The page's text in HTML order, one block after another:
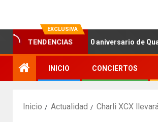
EXCLUSIVA
TENDENCIAS
celebran el 30 aniversario de Quake
INICIO CONCIERTOS
Inicio Actualidad Charli XCX